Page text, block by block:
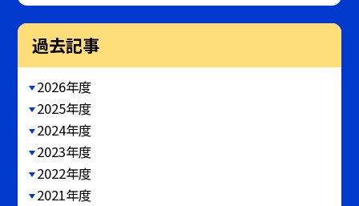
過去記事
2026年度
2025年度
2024年度
2023年度
2022年度
2021年度